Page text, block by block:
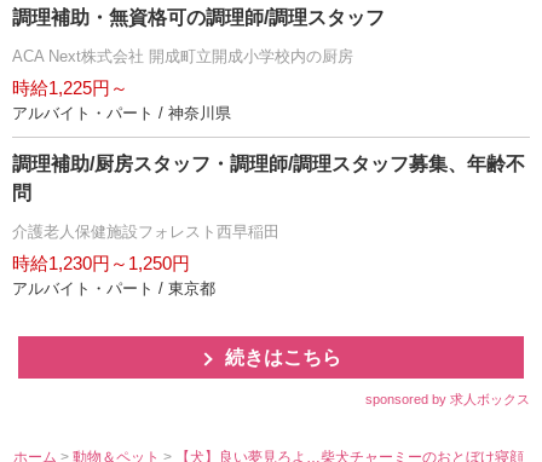
調理補助・無資格可の調理師/調理スタッフ
ACA Next株式会社 開成町立開成小学校内の厨房
時給1,225円～
アルバイト・パート / 神奈川県
調理補助/厨房スタッフ・調理師/調理スタッフ募集、年齢不
問
介護老人保健施設フォレスト西早稲田
時給1,230円～1,250円
アルバイト・パート / 東京都
続きはこちら
sponsored by 求人ボックス
ホーム >動物＆ペット> 【犬】良い夢見ろよ…柴犬チャーミーのおとぼけ寝顔